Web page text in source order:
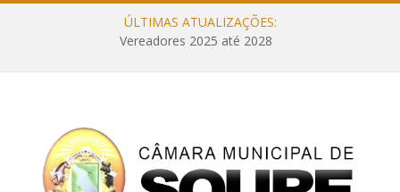
ÚLTIMAS ATUALIZAÇÕES:
Vereadores 2025 até 2028